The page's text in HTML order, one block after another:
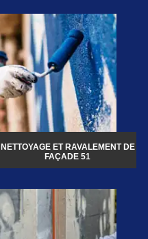
NETTOYAGE ET RAVALEMENT DE
FAÇADE 51